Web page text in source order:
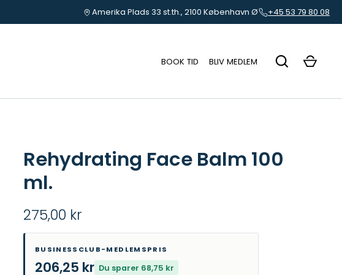
Amerika Plads 33 st.th., 2100 København Ø +45 53 79 80 08
BOOK TID BLIV MEDLEM
Rehydrating Face Balm 100
ml.
275,00 kr
BUSINESSCLUB-MEDLEMSPRIS
206,25 kr Du sparer 68,75 kr